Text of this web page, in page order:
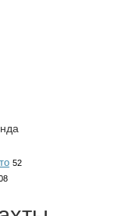
52